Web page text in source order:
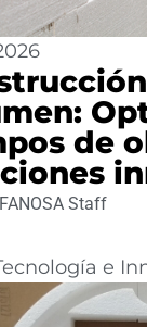
de
Staff
e